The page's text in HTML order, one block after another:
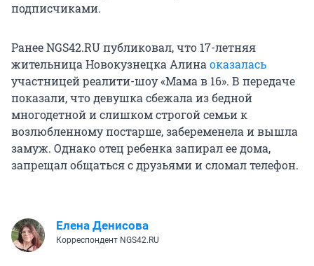
подписчиками.
Ранее NGS42.RU публиковал, что 17-летняя
жительница Новокузнецка Алина оказалась
участницей реалити-шоу «Мама в 16». В передаче
показали, что девушка сбежала из бедной
многодетной и слишком строгой семьи к
возлюбленному постарше, забеременела и вышла
замуж. Однако отец ребенка запирал ее дома,
запрещал общаться с друзьями и сломал телефон.
Елена Денисова
Корреспондент NGS42.RU